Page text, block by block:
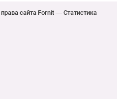
сайта Fornit— Статистика